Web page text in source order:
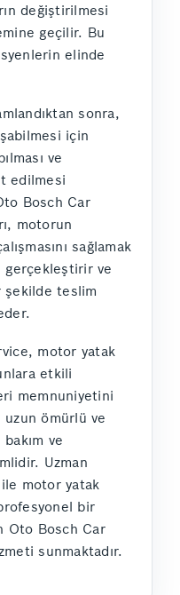
değiştirilmesi
geçilir. Bu
elinde
sonra,
için
ve
edilmesi
Bosch Car
motorun
sağlamak
ve
şekilde teslim
motor yatak
etkili
memnuniyetini
uzun ömürlü ve
ve
Uzman
motor yatak
bir
Oto Bosch Car
sunmaktadır.